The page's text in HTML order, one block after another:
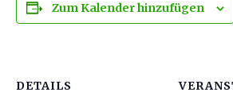
Zum Kalender hinzufügen
DETAILS